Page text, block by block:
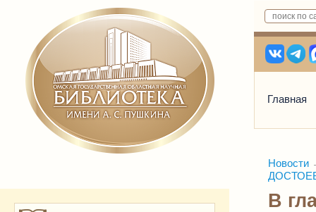
Главная
Новости
В